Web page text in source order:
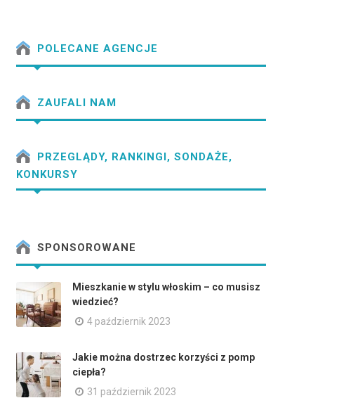
POLECANE AGENCJE
ZAUFALI NAM
PRZEGLĄDY, RANKINGI, SONDAŻE,
KONKURSY
SPONSOROWANE
Mieszkanie w stylu włoskim – co musisz
wiedzieć?
4 październik 2023
Jakie można dostrzec korzyści z pomp
ciepła?
31 październik 2023